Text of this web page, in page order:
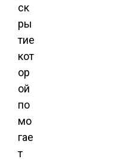
ск
ры
тие
кот
ор
ой
по
мо
гае
т